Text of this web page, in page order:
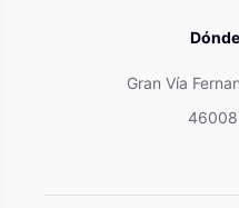
Gran Vía